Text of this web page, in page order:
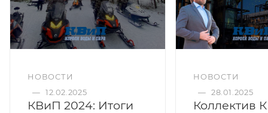
НОВОСТИ
— 12.02.2025
КВиП 2024: Итоги
НОВОСТИ
— 28.01.2025
Коллектив